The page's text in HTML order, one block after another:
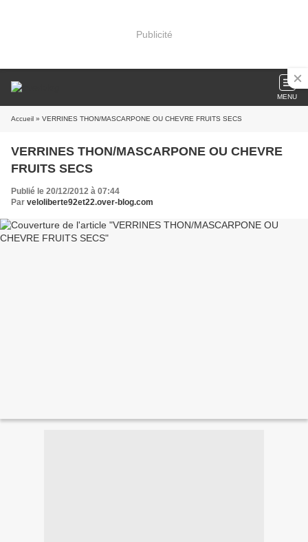
Publicité
MENU
Accueil » VERRINES THON/MASCARPONE OU CHEVRE FRUITS SECS
VERRINES THON/MASCARPONE OU CHEVRE
FRUITS SECS
Publié le 20/12/2012 à 07:44
Par veloliberte92et22.over-blog.com